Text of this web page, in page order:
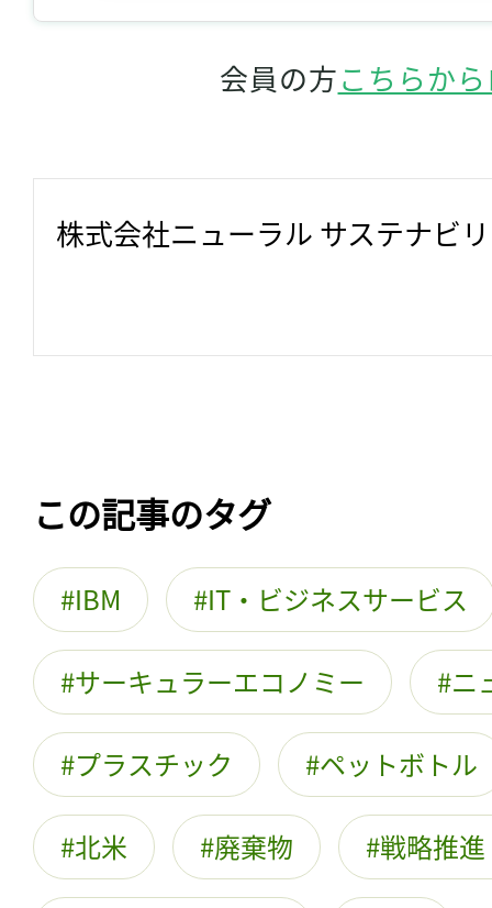
会員の方こちらか
株式会社ニューラル サステナビ
この記事のタグ
IBM IT・ビジネスサービス
サーキュラーエコノミー ニ
プラスチック ペットボトル
北米 廃棄物 戦略推